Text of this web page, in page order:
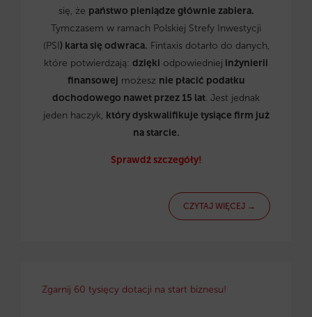
się, że państwo pieniądze głównie zabiera.
Tymczasem w ramach Polskiej Strefy Inwestycji
(PSI) karta się odwraca. Fintaxis dotarło do danych,
które potwierdzają: dzięki odpowiedniej inżynierii
finansowej możesz nie płacić podatku
dochodowego nawet przez 15 lat. Jest jednak
jeden haczyk, który dyskwalifikuje tysiące firm już
na starcie.
Sprawdź szczegóły!
CZYTAJ WIĘCEJ →
Zgarnij 60 tysięcy dotacji na start biznesu!